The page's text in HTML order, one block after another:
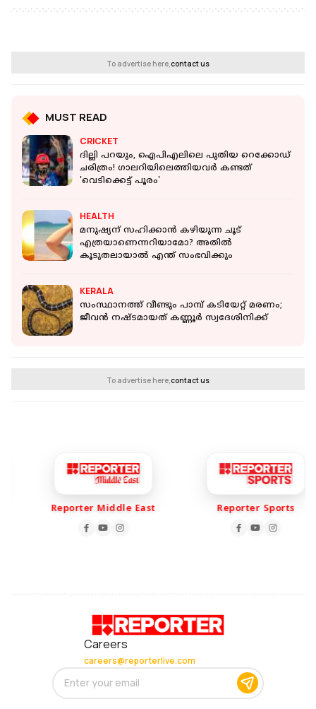
To advertise here,contact us
MUST READ
CRICKET
ദില്ലി പറയും, ഐപിഎലിലെ പുതിയ റെക്കോഡ്
ചരിത്രം! ഗാലറിയിലെത്തിയവര്‍ കണ്ടത്
'വെടിക്കെട്ട് പൂരം'
HEALTH
മനുഷ്യന് സഹിക്കാന്‍ കഴിയുന്ന ചൂട്
എത്രയാണെന്നറിയാമോ? അതില്‍
കൂടുതലായാല്‍ എന്ത് സംഭവിക്കും
KERALA
സംസ്ഥാനത്ത് വീണ്ടും പാമ്പ് കടിയേറ്റ് മരണം;
ജീവൻ നഷ്ടമായത് കണ്ണൂർ സ്വദേശിനിക്ക്
To advertise here,contact us
Reporter Middle East Reporter Sports
Careers
careers@reporterlive.com